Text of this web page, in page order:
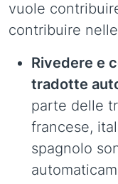
vuole
contribuire
Rivedere e
tradotte
parte delle
francese,
spagnolo